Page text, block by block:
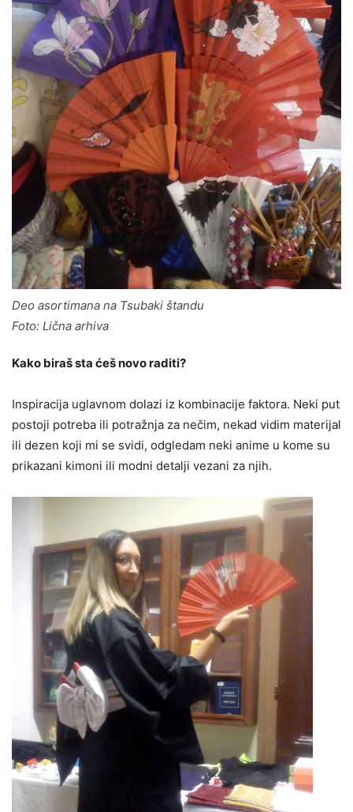
Deo asortimana na Tsubaki štandu
Foto: Lična arhiva
Kako biraš sta ćeš novo raditi?
Inspiracija uglavnom dolazi iz kombinacije faktora. Neki put
postoji potreba ili potražnja za nečim, nekad vidim materijal
ili dezen koji mi se svidi, odgledam neki anime u kome su
prikazani kimoni ili modni detalji vezani za njih.